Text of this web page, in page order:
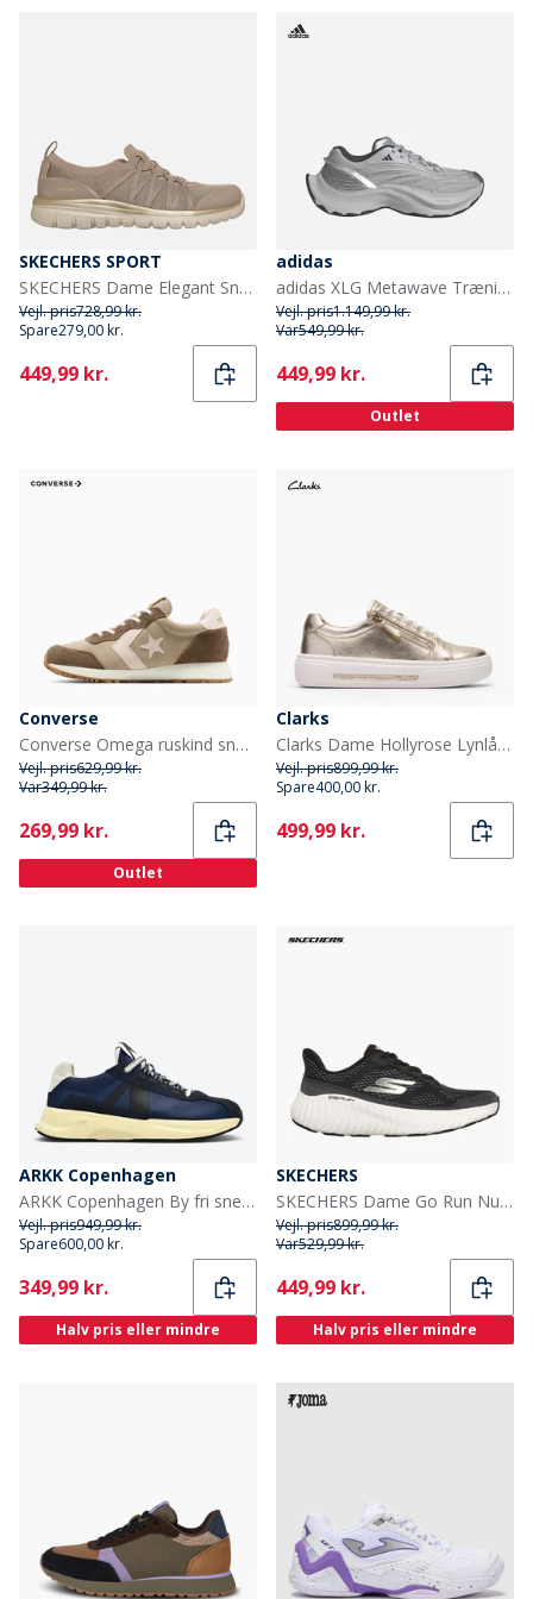
SKECHERS SPORT
SKECHERS Dame Elegant Sneakers Natural
Vejl. pris728,99 kr.
Spare279,00 kr.
Current
449,99 kr.
adidas
adidas XLG Metawave Træningssko Grey Two/Carbon Silver/Silver Metallic
Vejl. pris1.149,99 kr.
Var549,99 kr.
Current
449,99 kr.
Outlet
Converse
Converse Omega ruskind sneakers Vintage Cargo/Shy Flamingo
Vejl. pris629,99 kr.
Var349,99 kr.
Current
269,99 kr.
Outlet
Clarks
Clarks Dame Hollyrose Lynlås Sko Gold Leather
Vejl. pris899,99 kr.
Spare400,00 kr.
Current
499,99 kr.
ARKK Copenhagen
ARKK Copenhagen By fri sneakers Midnight Cream
Vejl. pris949,99 kr.
Spare600,00 kr.
Current
349,99 kr.
Halv pris eller mindre
SKECHERS
SKECHERS Dame Go Run Nu Sneakers Sort
Vejl. pris899,99 kr.
Var529,99 kr.
Current
449,99 kr.
Halv pris eller mindre